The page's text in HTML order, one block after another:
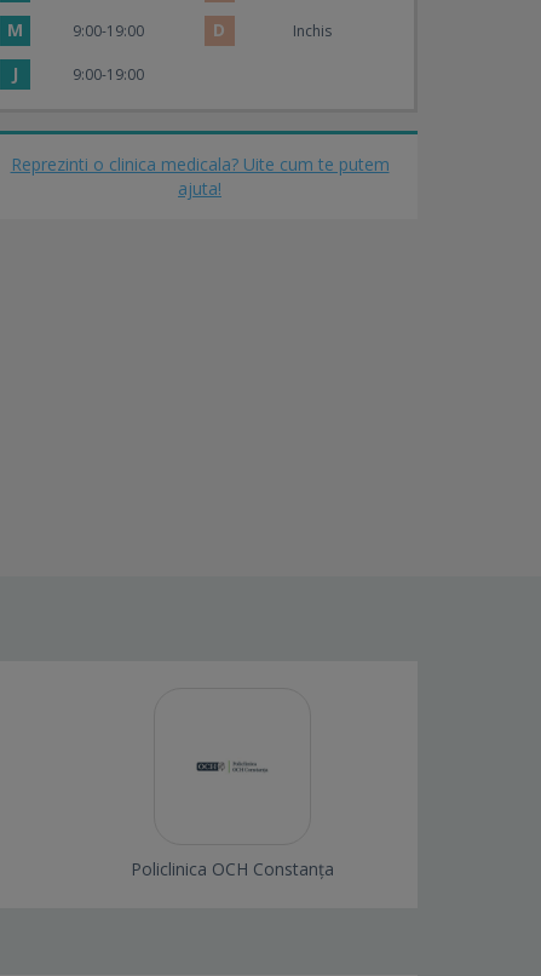
M 9:00-19:00 D Inchis
J 9:00-19:00
Reprezinti o clinica medicala? Uite cum te putem
ajuta!
Policlinica OCH Constanța